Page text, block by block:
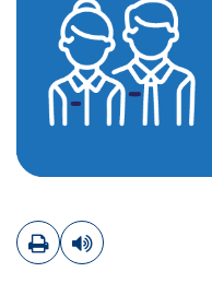
ImprimirLeer contenido